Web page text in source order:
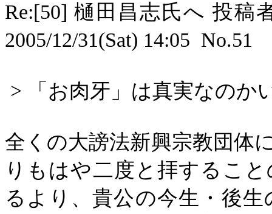
Re:[50]樋田昌志氏へ 投稿
2005/12/31(Sat) 14:05 No.51
> 「お肉牙」は真実なのか
全くの大謗法新興宗教団体
りもはや二度と拝するこ
るより、貴公の今生・後